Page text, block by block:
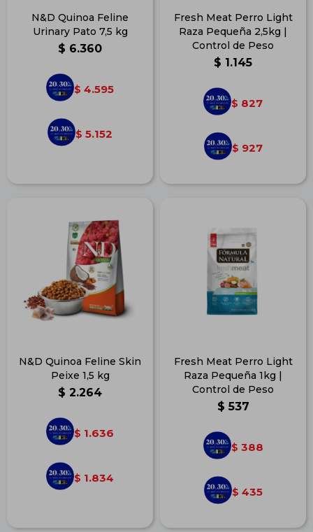
N&D Quinoa Feline
Urinary Pato 7,5 kg
$ 6.360
$ 4.595
$ 5.152
Fresh Meat Perro Light
Raza Pequeña 2,5kg |
Control de Peso
$ 1.145
$ 827
$ 927
N&D Quinoa Feline Skin
Peixe 1,5 kg
$ 2.264
$ 1.636
$ 1.834
Fresh Meat Perro Light
Raza Pequeña 1kg |
Control de Peso
$ 537
$ 388
$ 435